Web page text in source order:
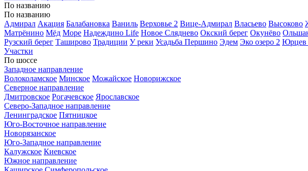
По названию
По названию
Адмирал Акация Балабановка Ваниль Верховье 2 Вице-Адмирал Власьево Высоково
Матрёнино Мёд Море Надеждино Life Новое Сляднево Окский берег Окунёво
Рузский берег Таширово Традиции У реки Усадьба Першино Эдем Эко озеро 2 Юрцев
Участки
По шоссе
Западное направление
Волоколамское Минское Можайское Новорижское
Северное направление
Дмитровское Рогачевское Ярославское
Северо-Западное направление
Ленинградское Пятницкое
Юго-Восточное направление
Новорязанское
Юго-Западное направление
Калужское Киевское
Южное направление